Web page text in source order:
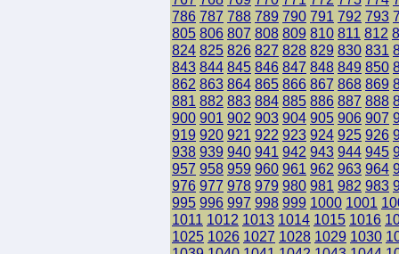
786 787 788 789 790 791 792 793
805 806 807 808 809 810 811 812
824 825 826 827 828 829 830 831
843 844 845 846 847 848 849 850
862 863 864 865 866 867 868 869
881 882 883 884 885 886 887 888
900 901 902 903 904 905 906 907
919 920 921 922 923 924 925 926
938 939 940 941 942 943 944 945
957 958 959 960 961 962 963 964
976 977 978 979 980 981 982 983
995 996 997 998 999 1000 1001
1011 1012 1013 1014 1015 1016
1025 1026 1027 1028 1029 1030